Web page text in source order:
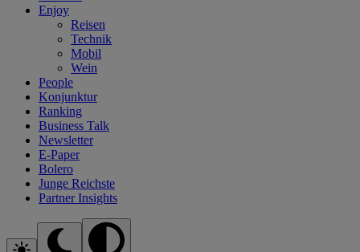
Enjoy
Reisen
Technik
Mobil
Wein
People
Konjunktur
Ranking
Business Talk
Newsletter
E-Paper
Bolero
Junge Reichste
Partner Insights